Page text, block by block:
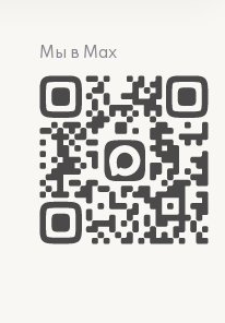
Мы в Max